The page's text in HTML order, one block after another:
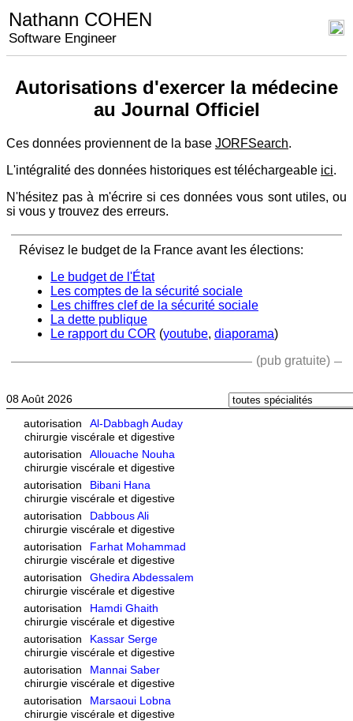
Nathann COHEN
Software Engineer
Autorisations d'exercer la médecine
au Journal Officiel
Ces données proviennent de la base JORFSearch.
L'intégralité des données historiques est téléchargeable ici.
N'hésitez pas à m'écrire si ces données vous sont utiles, ou
si vous y trouvez des erreurs.
Révisez le budget de la France avant les élections:
Le budget de l'État
Les comptes de la sécurité sociale
Les chiffres clef de la sécurité sociale
La dette publique
Le rapport du COR (youtube, diaporama)
(pub gratuite)
08 Août 2026
autorisation
Al-Dabbagh Auday
chirurgie viscérale et digestive
autorisation
Allouache Nouha
chirurgie viscérale et digestive
autorisation
Bibani Hana
chirurgie viscérale et digestive
autorisation
Dabbous Ali
chirurgie viscérale et digestive
autorisation
Farhat Mohammad
chirurgie viscérale et digestive
autorisation
Ghedira Abdessalem
chirurgie viscérale et digestive
autorisation
Hamdi Ghaith
chirurgie viscérale et digestive
autorisation
Kassar Serge
chirurgie viscérale et digestive
autorisation
Mannai Saber
chirurgie viscérale et digestive
autorisation
Marsaoui Lobna
chirurgie viscérale et digestive